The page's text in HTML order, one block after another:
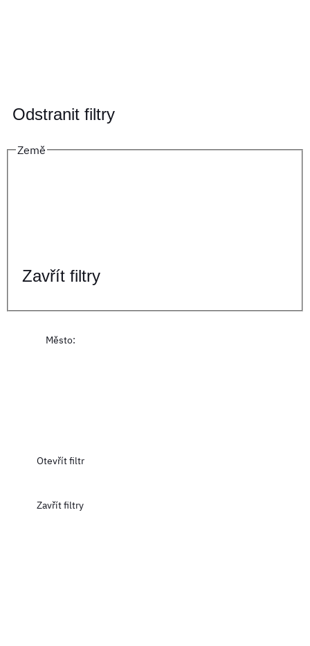
Odstranit filtry
Země
Zavřít filtry
Město:
Otevřít filtr
Zavřít filtry